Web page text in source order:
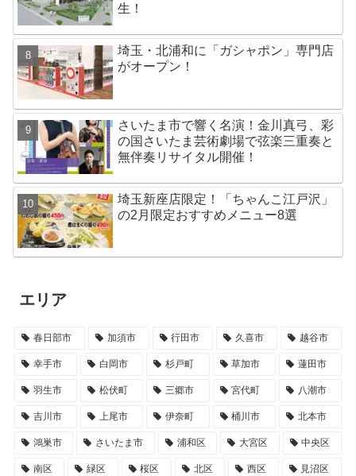
生！
埼玉・北浦和に「ガシャポン」専門店
がオープン！
さいたま市で響く名演！金川真弓、彩
の国さいたま芸術劇場で弦楽三重奏と
無伴奏リサイタル開催！
埼玉新座店限定！「ちゃんこ江戸沢」
の2月限定おすすめメニュー8選
エリア
春日部市 加須市 行田市 久喜市 越谷市
幸手市 白岡市 杉戸町 草加市 蓮田市
羽生市 松伏町 三郷市 宮代町 八潮市
吉川市 上尾市 伊奈町 桶川市 北本市
鴻巣市 さいたま市 浦和区 大宮区 中央区
南区 緑区 桜区 北区 西区 見沼区